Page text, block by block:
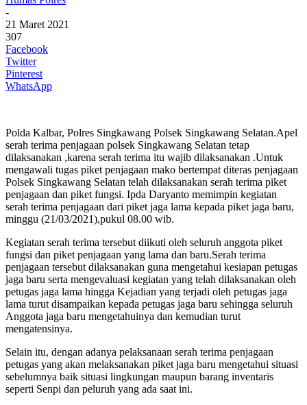
-
21 Maret 2021
307
Facebook
Twitter
Pinterest
WhatsApp
Polda Kalbar, Polres Singkawang Polsek Singkawang Selatan.Apel
serah terima penjagaan polsek Singkawang Selatan tetap
dilaksanakan ,karena serah terima itu wajib dilaksanakan .Untuk
mengawali tugas piket penjagaan mako bertempat diteras penjagaan
Polsek Singkawang Selatan telah dilaksanakan serah terima piket
penjagaan dan piket fungsi. Ipda Daryanto memimpin kegiatan
serah terima penjagaan dari piket jaga lama kepada piket jaga baru,
minggu (21/03/2021),pukul 08.00 wib.
Kegiatan serah terima tersebut diikuti oleh seluruh anggota piket
fungsi dan piket penjagaan yang lama dan baru.Serah terima
penjagaan tersebut dilaksanakan guna mengetahui kesiapan petugas
jaga baru serta mengevaluasi kegiatan yang telah dilaksanakan oleh
petugas jaga lama hingga Kejadian yang terjadi oleh petugas jaga
lama turut disampaikan kepada petugas jaga baru sehingga seluruh
Anggota jaga baru mengetahuinya dan kemudian turut
mengatensinya.
Selain itu, dengan adanya pelaksanaan serah terima penjagaan
petugas yang akan melaksanakan piket jaga baru mengetahui situasi
sebelumnya baik situasi lingkungan maupun barang inventaris
seperti Senpi dan peluruh yang ada saat ini.